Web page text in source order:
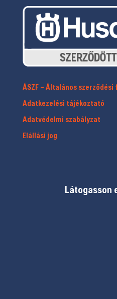
ÁSZF – Általános
Adatkezelési tájékoztató
Adatvédelmi szabályzat
Elállási jog
Látogasson